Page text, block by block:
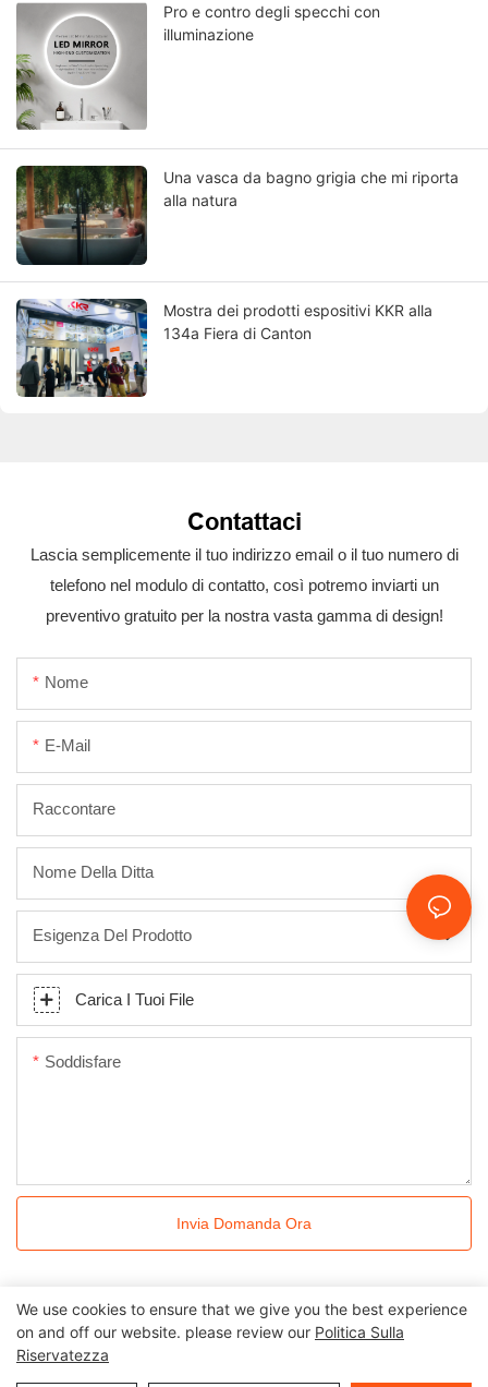
Pro e contro degli specchi con
illuminazione
Una vasca da bagno grigia che mi riporta
alla natura
Mostra dei prodotti espositivi KKR alla
134a Fiera di Canton
Contattaci
Lascia semplicemente il tuo indirizzo email o il tuo numero di
telefono nel modulo di contatto, così potremo inviarti un
preventivo gratuito per la nostra vasta gamma di design!
Nome
E-Mail
Raccontare
Nome Della Ditta
Esigenza Del Prodotto
Carica I Tuoi File
Soddisfare
Invia Domanda Ora
Tutti i diritti riservati © 2024 Kingkonree International China
We use cookies to ensure that we give you the best experience
on and off our website. please review our Politica Sulla
Riservatezza